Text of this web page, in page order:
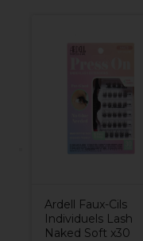
Ardell Faux-Cils
Individuels Lash
Naked Soft x30